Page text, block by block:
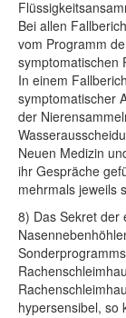
Bei allen
vom Programm
symptomatischen
In einem
symptomatischer
der
Neuen Medizin
ihr Gespräche
mehrmals jeweils
8) Das Sekret der
hypersensibel, so